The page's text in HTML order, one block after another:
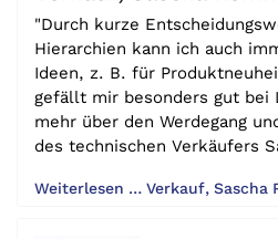
"Durch kurze
Hierarchien kann ich auch
Ideen, z. B. für
gefällt mir besonders gut bei
mehr über den Werdegang
des technischen Verkäufers
Weiterlesen … Verkauf, Sascha